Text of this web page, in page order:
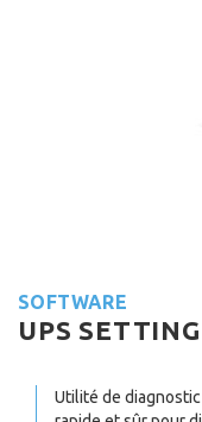
SOFTWARE
UPS
Utilité de